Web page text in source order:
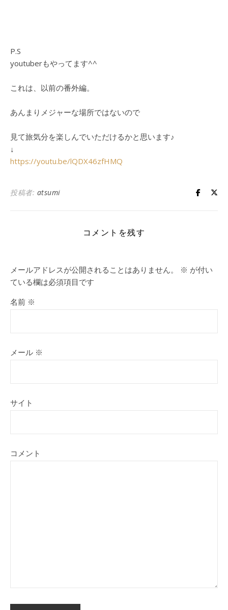
P.S
youtuberもやってます^^
これは、以前の番外編。
あんまりメジャーな場所ではないので
見て旅気分を楽しんでいただけるかと思います♪
↓
https://youtu.be/lQDX46zfHMQ
投稿者: atsumi
コメントを残す
メールアドレスが公開されることはありません。 ※ が付い
ている欄は必須項目です
名前 ※
メール ※
サイト
コメント